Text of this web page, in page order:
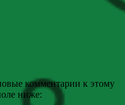
комментарии к этому
ниже: